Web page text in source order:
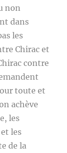
non
dans
les
Chirac et
contre
toute et
achève
les
les
de la